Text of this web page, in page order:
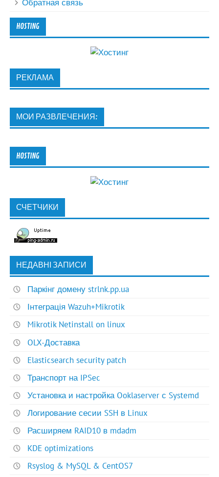
Обратная связь
HOSTING
РЕКЛАМА
МОИ РАЗВЛЕЧЕНИЯ:
HOSTING
СЧЕТЧИКИ
НЕДАВНІ ЗАПИСИ
Паркінг домену strlnk.pp.ua
Інтеграція Wazuh+Mikrotik
Mikrotik Netinstall on linux
OLX-Доставка
Elasticsearch security patch
Транспорт на IPSec
Установка и настройка Ooklaserver с Systemd
Логирование сесии SSH в Linux
Расширяем RAID10 в mdadm
KDE optimizations
Rsyslog & MySQL & CentOS7